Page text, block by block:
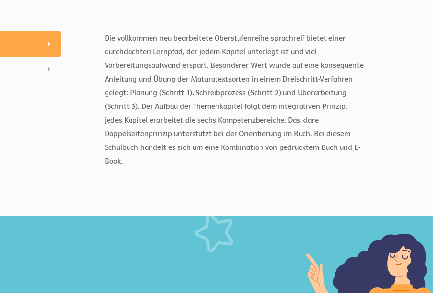
Die vollkommen neu bearbeitete Oberstufenreihe sprachreif bietet einen
durchdachten Lernpfad, der jedem Kapitel unterlegt ist und viel
Vorbereitungsaufwand erspart. Besonderer Wert wurde auf eine konsequente
Anleitung und Übung der Maturatextsorten in einem Dreischritt-Verfahren
gelegt: Planung (Schritt 1), Schreibprozess (Schritt 2) und Überarbeitung
(Schritt 3). Der Aufbau der Themenkapitel folgt dem integrativen Prinzip,
jedes Kapitel erarbeitet die sechs Kompetenzbereiche. Das klare
Doppelseitenprinzip unterstützt bei der Orientierung im Buch. Bei diesem
Schulbuch handelt es sich um eine Kombination von gedrucktem Buch und E-
Book.